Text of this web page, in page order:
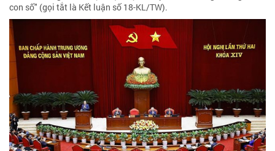
con số" (gọi tắt là Kết luận số 18-KL/TW).